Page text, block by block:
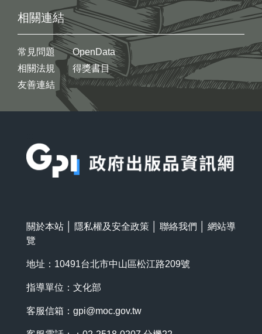
相關連結
常見問題
相關法規
友善連結
OpenData
得獎書目
關於本站 隱私權及安全政策 聯絡我們
網站導
覽
地址：10491台北市中山區松江路209號
指導單位：文化部
客服信箱： gpi@moc.gov.tw